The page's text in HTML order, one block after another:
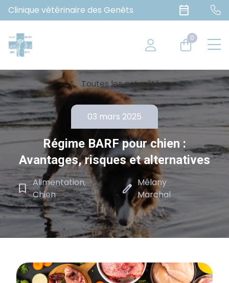
Clinique vétérinaire des Genêts date_range
0
chevron_left Toutes les actualités
03 mars 2025
Régime BARF pour chien :
Avantages, risques et alternatives
bookmark_border Alimentation,
Chien
edit Mélany
Marchal